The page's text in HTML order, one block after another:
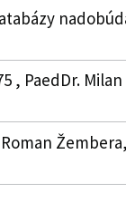
, PaedDr.
Roman